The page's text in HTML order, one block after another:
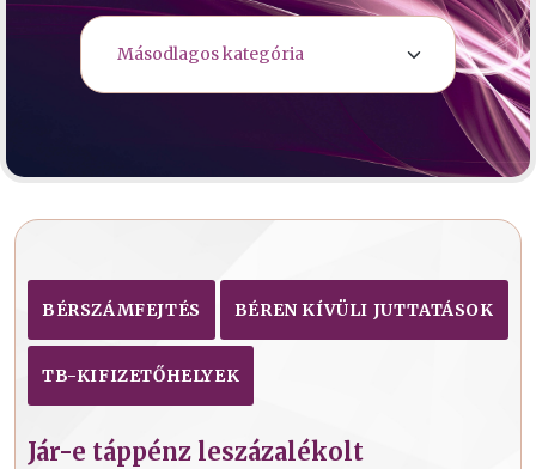
BÉRSZÁMFEJTÉS BÉREN KÍVÜLI JUTTATÁSOK
TB-KIFIZETŐHELYEK
Jár-e táppénz leszázalékolt